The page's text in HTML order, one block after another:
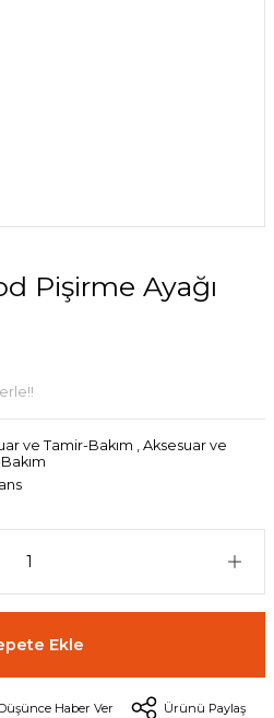
Pişirme Ayağı
ve Tamir-Bakım , Aksesuar ve
Ekle
Haber Ver Ürünü Paylaş